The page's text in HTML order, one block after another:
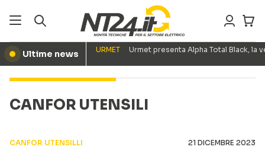
● Ultime news URMET Urmet presenta Alpha Total Black,
CANFOR UTENSILI
CANFOR UTENSILLI 21 DICEMBRE 2023